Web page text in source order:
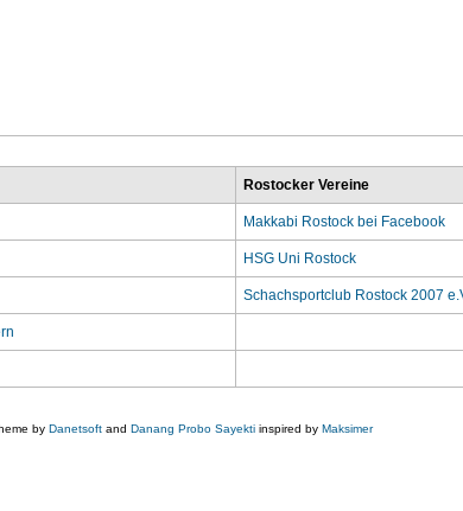
Rostocker Vereine
Makkabi Rostock bei Facebook
HSG Uni Rostock
Schachsportclub Rostock 2007
by Danetsoft and Danang Probo Sayekti inspired by Maksimer